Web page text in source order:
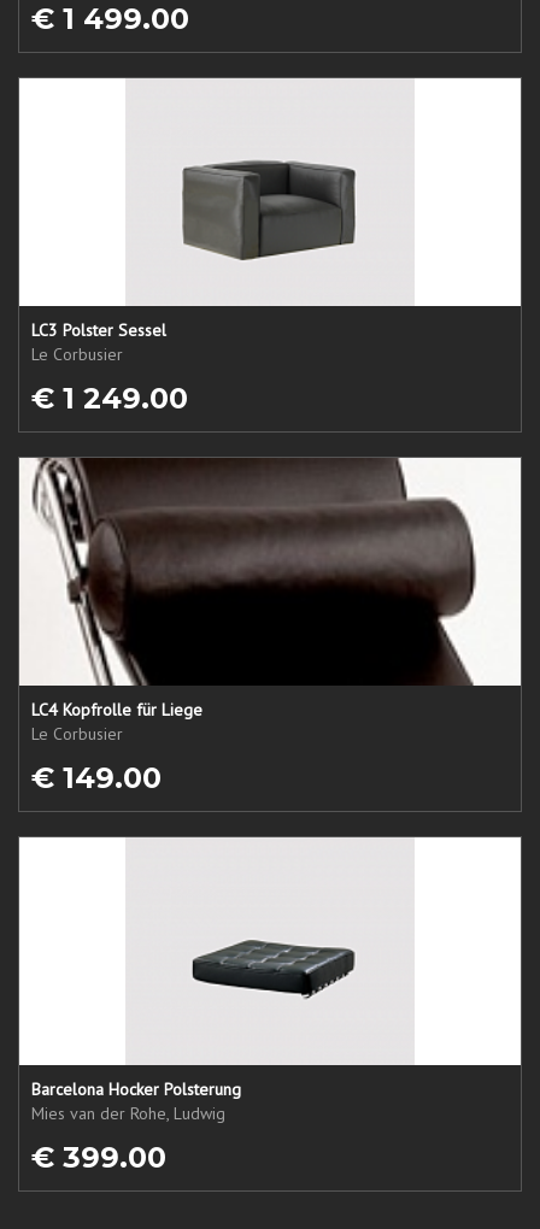
€ 1 499.00
LC3 Polster Sessel
Le Corbusier
€ 1 249.00
LC4 Kopfrolle für Liege
Le Corbusier
€ 149.00
Barcelona Hocker Polsterung
Mies van der Rohe, Ludwig
€ 399.00